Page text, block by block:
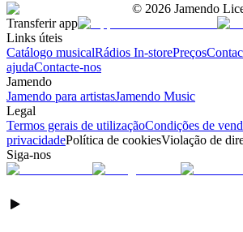
© 2026 Jamendo
Transferir app
Links úteis
Catálogo musicalRádios In-storePreços
ajudaContacte-nos
Jamendo
Jamendo para artistasJamendo Music
Legal
Termos gerais de utilizaçãoCondições de
privacidadePolítica de cookiesViolação de
Siga-nos